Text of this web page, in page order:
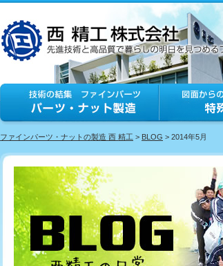
ファインパーツ・ナットの製造 西 精工 > BLOG > 2014年5月